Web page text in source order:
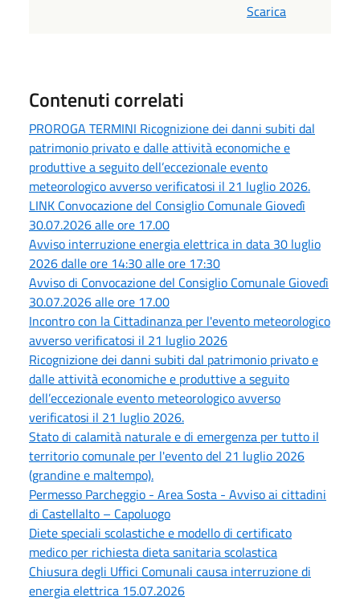
Scarica
Contenuti correlati
PROROGA TERMINI Ricognizione dei danni subiti dal
patrimonio privato e dalle attività economiche e
produttive a seguito dell’eccezionale evento
meteorologico avverso verificatosi il 21 luglio 2026.
LINK Convocazione del Consiglio Comunale Giovedì
30.07.2026 alle ore 17.00
Avviso interruzione energia elettrica in data 30 luglio
2026 dalle ore 14:30 alle ore 17:30
Avviso di Convocazione del Consiglio Comunale Giovedì
30.07.2026 alle ore 17.00
Incontro con la Cittadinanza per l'evento meteorologico
avverso verificatosi il 21 luglio 2026
Ricognizione dei danni subiti dal patrimonio privato e
dalle attività economiche e produttive a seguito
dell’eccezionale evento meteorologico avverso
verificatosi il 21 luglio 2026.
Stato di calamità naturale e di emergenza per tutto il
territorio comunale per l'evento del 21 luglio 2026
(grandine e maltempo).
Permesso Parcheggio - Area Sosta - Avviso ai cittadini
di Castellalto – Capoluogo
Diete speciali scolastiche e modello di certificato
medico per richiesta dieta sanitaria scolastica
Chiusura degli Uffici Comunali causa interruzione di
energia elettrica 15.07.2026